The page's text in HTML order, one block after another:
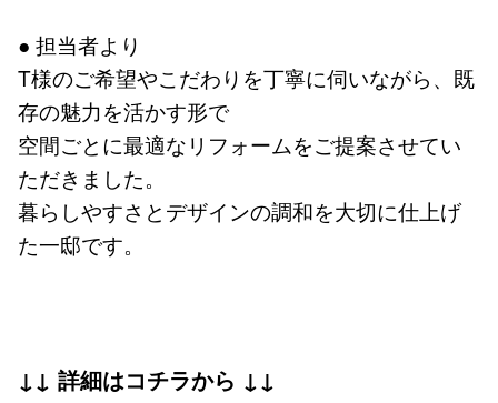
● 担当者より
T様のご希望やこだわりを丁寧に伺いながら、既
存の魅力を活かす形で
空間ごとに最適なリフォームをご提案させてい
ただきました。
暮らしやすさとデザインの調和を大切に仕上げ
た一邸です。
↓↓ 詳細はコチラから ↓↓